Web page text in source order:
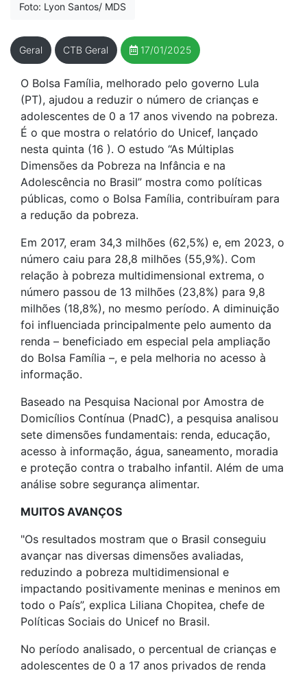
Foto: Lyon Santos/ MDS
Geral CTB Geral 17/01/2025
O Bolsa Família, melhorado pelo governo Lula
(PT), ajudou a reduzir o número de crianças e
adolescentes de 0 a 17 anos vivendo na pobreza.
É o que mostra o relatório do Unicef, lançado
nesta quinta (16 ). O estudo “As Múltiplas
Dimensões da Pobreza na Infância e na
Adolescência no Brasil” mostra como políticas
públicas, como o Bolsa Família, contribuíram para
a redução da pobreza.
Em 2017, eram 34,3 milhões (62,5%) e, em 2023, o
número caiu para 28,8 milhões (55,9%). Com
relação à pobreza multidimensional extrema, o
número passou de 13 milhões (23,8%) para 9,8
milhões (18,8%), no mesmo período. A diminuição
foi influenciada principalmente pelo aumento da
renda – beneficiado em especial pela ampliação
do Bolsa Família –, e pela melhoria no acesso à
informação.
Baseado na Pesquisa Nacional por Amostra de
Domicílios Contínua (PnadC), a pesquisa analisou
sete dimensões fundamentais: renda, educação,
acesso à informação, água, saneamento, moradia
e proteção contra o trabalho infantil. Além de uma
análise sobre segurança alimentar.
MUITOS AVANÇOS
"Os resultados mostram que o Brasil conseguiu
avançar nas diversas dimensões avaliadas,
reduzindo a pobreza multidimensional e
impactando positivamente meninas e meninos em
todo o País”, explica Liliana Chopitea, chefe de
Políticas Sociais do Unicef no Brasil.
No período analisado, o percentual de crianças e
adolescentes de 0 a 17 anos privados de renda